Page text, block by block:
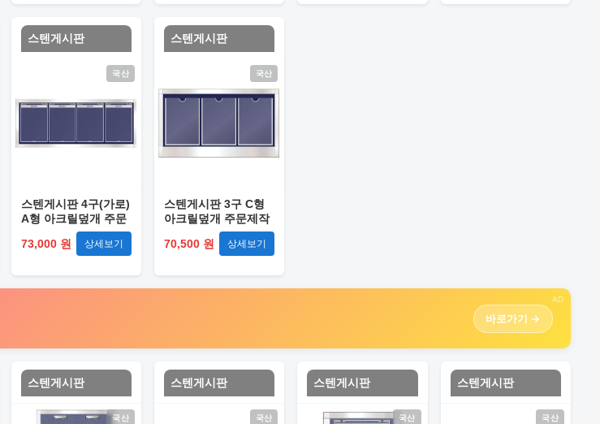
스텐게시판
국산
스텐게시판 4구(가로)
A형 아크릴덮개 주문
73,000 원
상세보기
스텐게시판
국산
스텐게시판 3구 C형
아크릴덮개 주문제작
70,500 원
상세보기
AD
바로가기 →
스텐게시판
국산
스텐게시판
국산
스텐게시판
국산
스텐게시판
국산